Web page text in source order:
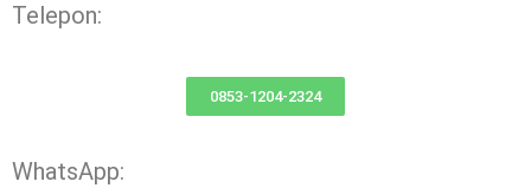
Telepon:
0853-1204-2324
WhatsApp: